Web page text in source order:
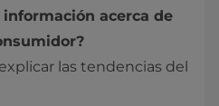
acerca de
las tendencias del